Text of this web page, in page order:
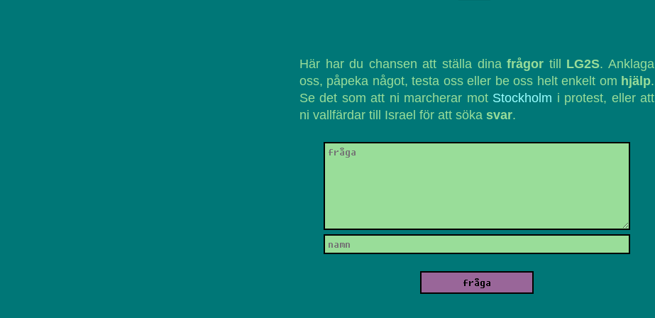
Här har du chansen att ställa dinafrågor till LG2S. Anklaga
oss, påpeka något, testa oss eller be oss helt enkelt om hjälp.
Se det som att ni marcherar mot Stockholm i protest, eller att
ni vallfärdar till Israel för att söka svar.